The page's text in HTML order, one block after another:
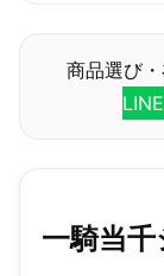
商品選び
一騎当